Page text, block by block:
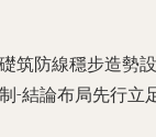
筑防線穩步造勢設
-結論布局先行立